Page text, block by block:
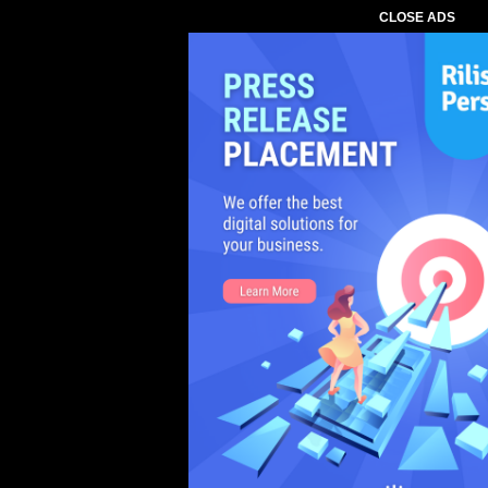
CLOSE ADS